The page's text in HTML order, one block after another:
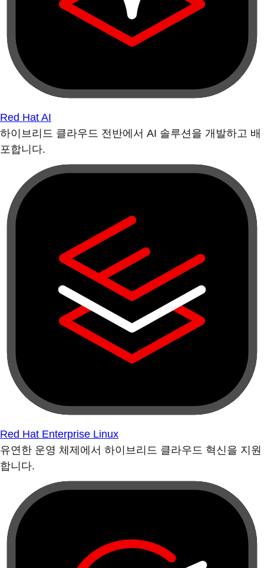
Red Hat AI
하이브리드 클라우드 전반에서 AI 솔루션을 개발하고 배
포합니다.
Red Hat Enterprise Linux
유연한 운영 체제에서 하이브리드 클라우드 혁신을 지원
합니다.